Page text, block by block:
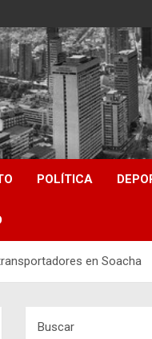
POLÍTICA
en Soacha
Buscar